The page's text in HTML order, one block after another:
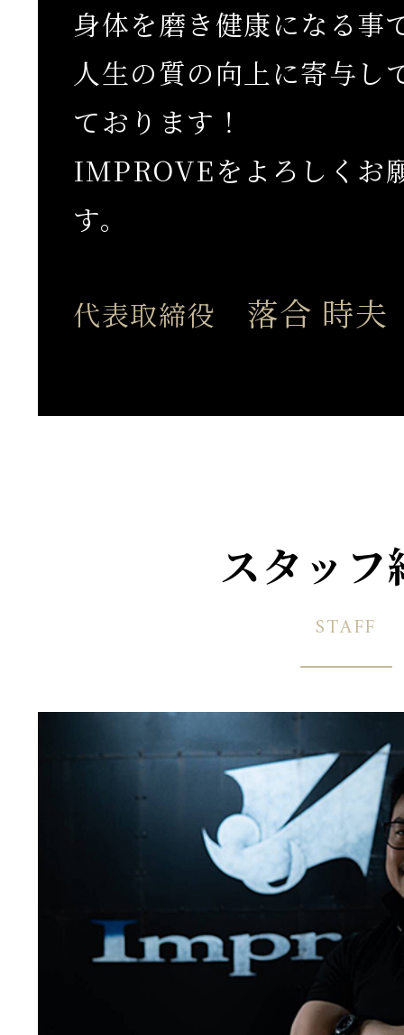
身体を磨き健康になる事
人生の質の向上に寄与し
ております！
IMPROVEをよろしくお
す。
代表取締役 落合 時夫
スタッフ
STAFF